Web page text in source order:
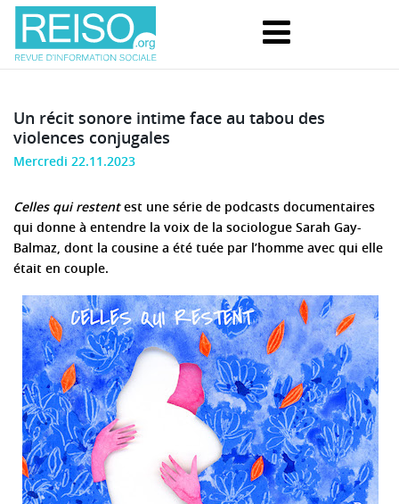
Un récit sonore intime face au tabou des
violences conjugales
Mercredi 22.11.2023
Celles qui restentest une série de podcasts documentaires
qui donne à entendre la voix de la sociologue Sarah Gay-
Balmaz, dont la cousine a été tuée par l’homme avec qui elle
était en couple.